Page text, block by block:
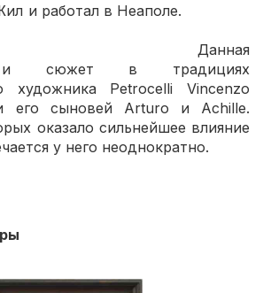
в Неаполе.
и сюжет в традициях
художника Petrocelli Vincenzo
его сыновей Arturo и Achille.
оказало сильнейшее влияние
у него неоднократно.